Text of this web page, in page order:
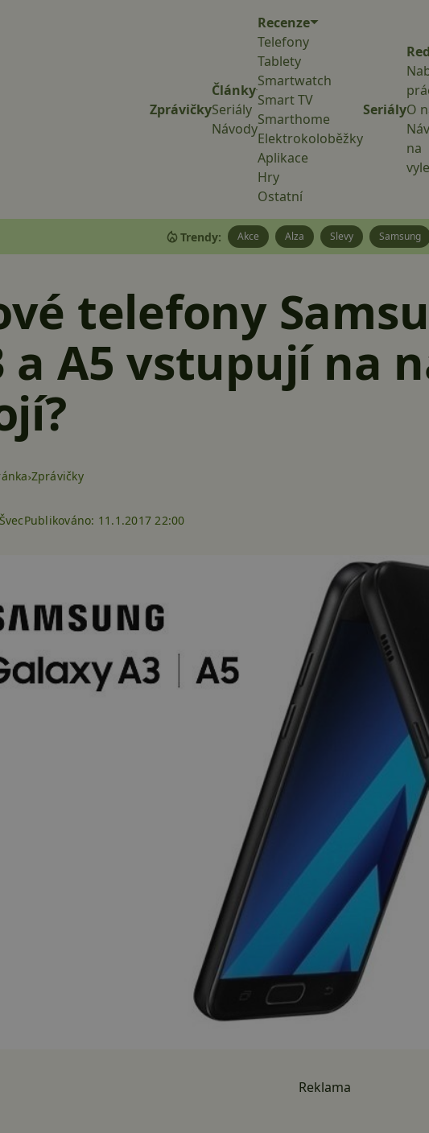
Zprávičky
Články
Seriály
Návody
Recenze
Telefony
Tablety
Smartwatch
Smart TV
Smarthome
Elektrokoloběžky
Aplikace
Hry
Ostatní
SeriályO
na
Trendy: Akce Alza Slevy Samsung
telefony
a A5 vstupují na
Zprávičky
Publikováno: 11.1.2017 22:00
Reklama